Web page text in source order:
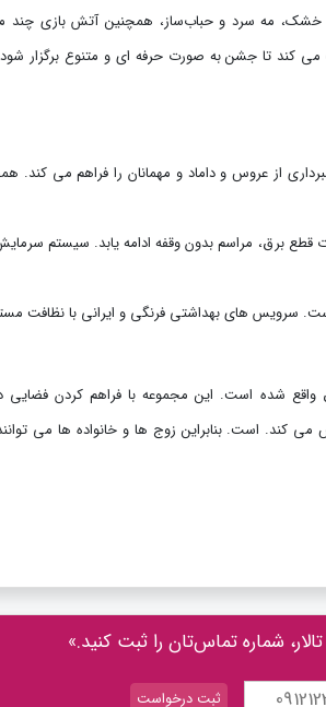
مه سرد و حباب‌ساز، همچنین آتش بازی چند
‌کند تا جشن به صورت حرفه ‌ای و متنوع برگزار شود
از عروس و داماد و مهمانان را فراهم می کند.
برق، مراسم بدون وقفه ادامه یابد. سیستم سرمایش
است. سرویس‌ های بهداشتی فرنگی و ایرانی با نظافت
واقع شده است. این مجموعه با فراهم کردن فضایی
کند. است. بنابراین زوج ‌ها و خانواده ‌ها می
شماره تماس‌تان را ثبت کنید.»